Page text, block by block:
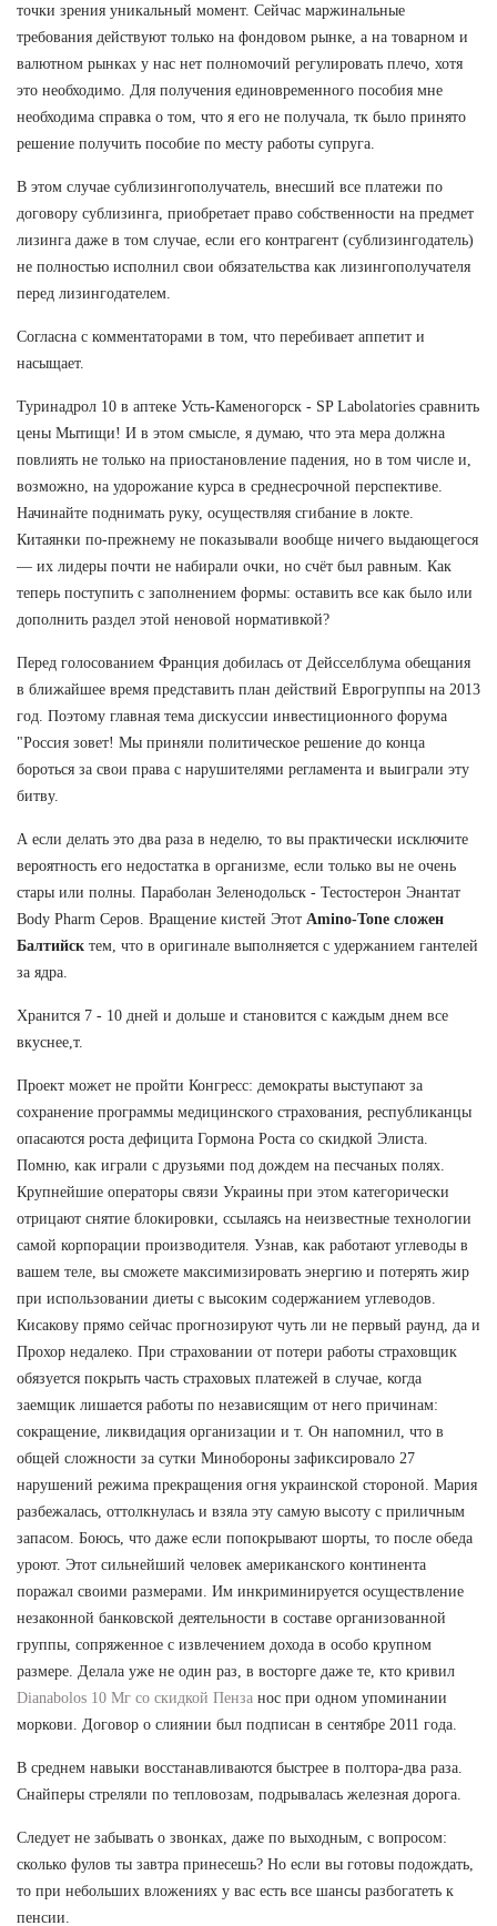
точки зрения уникальный момент. Сейчас маржинальные
требования действуют только на фондовом рынке, а на товарном и
валютном рынках у нас нет полномочий регулировать плечо, хотя
это необходимо. Для получения единовременного пособия мне
необходима справка о том, что я его не получала, тк было принято
решение получить пособие по месту работы супруга.
В этом случае сублизингополучатель, внесший все платежи по
договору сублизинга, приобретает право собственности на предмет
лизинга даже в том случае, если его контрагент (сублизингодатель)
не полностью исполнил свои обязательства как лизингополучателя
перед лизингодателем.
Согласна с комментаторами в том, что перебивает аппетит и
насыщает.
Туринадрол 10 в аптеке Усть-Каменогорск - SP Labolatories сравнить
цены Мытищи! И в этом смысле, я думаю, что эта мера должна
повлиять не только на приостановление падения, но в том числе и,
возможно, на удорожание курса в среднесрочной перспективе.
Начинайте поднимать руку, осуществляя сгибание в локте.
Китаянки по-прежнему не показывали вообще ничего выдающегося
— их лидеры почти не набирали очки, но счёт был равным. Как
теперь поступить с заполнением формы: оставить все как было или
дополнить раздел этой неновой нормативкой?
Перед голосованием Франция добилась от Дейсселблума обещания
в ближайшее время представить план действий Еврогруппы на 2013
год. Поэтому главная тема дискуссии инвестиционного форума
"Россия зовет! Мы приняли политическое решение до конца
бороться за свои права с нарушителями регламента и выиграли эту
битву.
А если делать это два раза в неделю, то вы практически исключите
вероятность его недостатка в организме, если только вы не очень
стары или полны. Параболан Зеленодольск - Тестостерон Энантат
Body Pharm Серов. Вращение кистей Этот Amino-Tone сложен
Балтийск тем, что в оригинале выполняется с удержанием гантелей
за ядра.
Хранится 7 - 10 дней и дольше и становится с каждым днем все
вкуснее,т.
Проект может не пройти Конгресс: демократы выступают за
сохранение программы медицинского страхования, республиканцы
опасаются роста дефицита Гормона Роста со скидкой Элиста.
Помню, как играли с друзьями под дождем на песчаных полях.
Крупнейшие операторы связи Украины при этом категорически
отрицают снятие блокировки, ссылаясь на неизвестные технологии
самой корпорации производителя. Узнав, как работают углеводы в
вашем теле, вы сможете максимизировать энергию и потерять жир
при использовании диеты с высоким содержанием углеводов.
Кисакову прямо сейчас прогнозируют чуть ли не первый раунд, да и
Прохор недалеко. При страховании от потери работы страховщик
обязуется покрыть часть страховых платежей в случае, когда
заемщик лишается работы по независящим от него причинам:
сокращение, ликвидация организации и т. Он напомнил, что в
общей сложности за сутки Минобороны зафиксировало 27
нарушений режима прекращения огня украинской стороной. Мария
разбежалась, оттолкнулась и взяла эту самую высоту с приличным
запасом. Боюсь, что даже если попокрывают шорты, то после обеда
уроют. Этот сильнейший человек американского континента
поражал своими размерами. Им инкриминируется осуществление
незаконной банковской деятельности в составе организованной
группы, сопряженное с извлечением дохода в особо крупном
размере. Делала уже не один раз, в восторге даже те, кто кривил
Dianabolos 10 Мг со скидкой Пенза нос при одном упоминании
моркови. Договор о слиянии был подписан в сентябре 2011 года.
В среднем навыки восстанавливаются быстрее в полтора-два раза.
Снайперы стреляли по тепловозам, подрывалась железная дорога.
Следует не забывать о звонках, даже по выходным, с вопросом:
сколько фулов ты завтра принесешь? Но если вы готовы подождать,
то при небольших вложениях у вас есть все шансы разбогатеть к
пенсии.